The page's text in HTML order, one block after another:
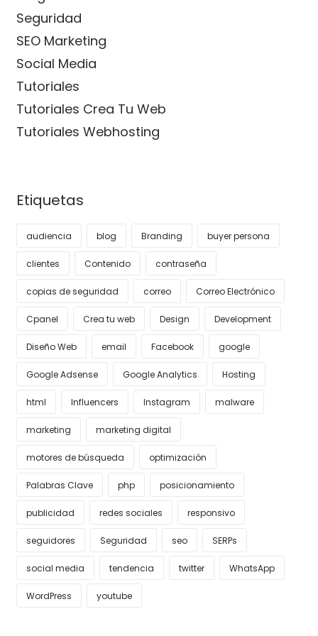
Seguridad
SEO Marketing
Social Media
Tutoriales
Tutoriales Crea Tu Web
Tutoriales Webhosting
Etiquetas
audiencia blog Branding buyer persona
clientes Contenido contraseña
copias de seguridad correo Correo Electrónico
Cpanel Crea tu web Design Development
Diseño Web email Facebook google
Google Adsense Google Analytics Hosting
html Influencers Instagram malware
marketing marketing digital
motores de búsqueda optimización
Palabras Clave php posicionamiento
publicidad redes sociales responsivo
seguidores Seguridad seo SERPs
social media tendencia twitter WhatsApp
WordPress youtube